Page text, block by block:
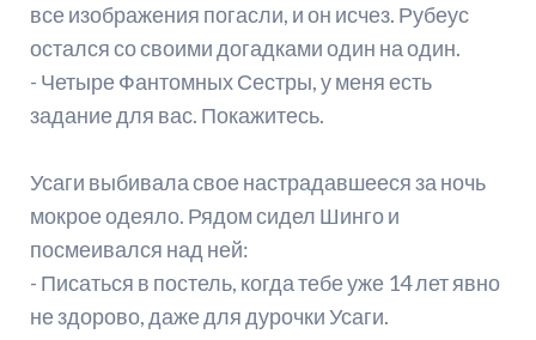
все изображения погасли, и он исчез. Рубеус
остался со своими догадками один на один.
- Четыре Фантомных Сестры, у меня есть
задание для вас. Покажитесь.
Усаги выбивала свое настрадавшееся за ночь
мокрое одеяло. Рядом сидел Шинго и
посмеивался над ней:
- Писаться в постель, когда тебе уже 14 лет явно
не здорово, даже для дурочки Усаги.